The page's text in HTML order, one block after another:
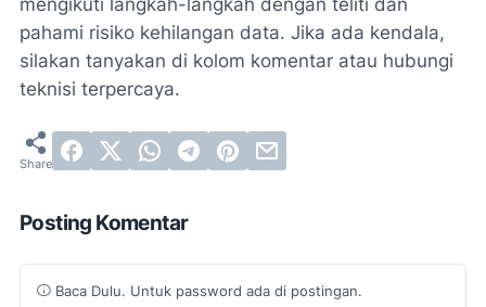
pahami risiko kehilangan data. Jika ada kendala,
silakan tanyakan di kolom komentar atau hubungi
teknisi terpercaya.
Posting Komentar
Baca Dulu. Untuk password ada di postingan.